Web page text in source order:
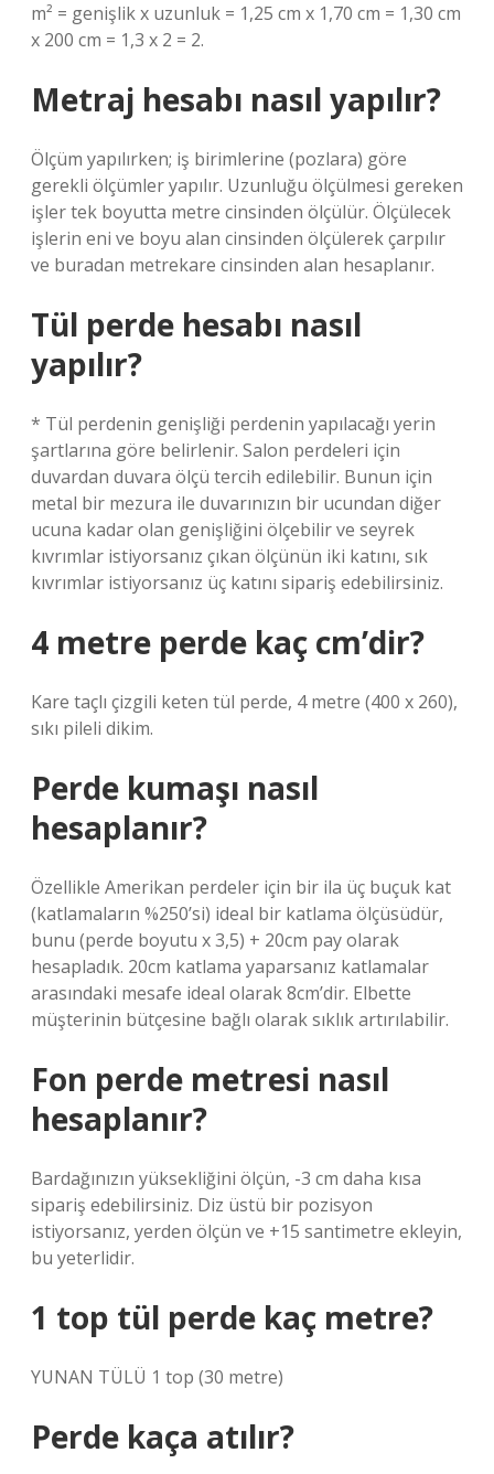
m² = genişlik x uzunluk = 1,25 cm x 1,70 cm = 1,30 cm
x 200 cm = 1,3 x 2 = 2.
Metraj hesabı nasıl yapılır?
Ölçüm yapılırken; iş birimlerine (pozlara) göre
gerekli ölçümler yapılır. Uzunluğu ölçülmesi gereken
işler tek boyutta metre cinsinden ölçülür. Ölçülecek
işlerin eni ve boyu alan cinsinden ölçülerek çarpılır
ve buradan metrekare cinsinden alan hesaplanır.
Tül perde hesabı nasıl
yapılır?
* Tül perdenin genişliği perdenin yapılacağı yerin
şartlarına göre belirlenir. Salon perdeleri için
duvardan duvara ölçü tercih edilebilir. Bunun için
metal bir mezura ile duvarınızın bir ucundan diğer
ucuna kadar olan genişliğini ölçebilir ve seyrek
kıvrımlar istiyorsanız çıkan ölçünün iki katını, sık
kıvrımlar istiyorsanız üç katını sipariş edebilirsiniz.
4 metre perde kaç cm’dir?
Kare taçlı çizgili keten tül perde, 4 metre (400 x 260),
sıkı pileli dikim.
Perde kumaşı nasıl
hesaplanır?
Özellikle Amerikan perdeler için bir ila üç buçuk kat
(katlamaların %250’si) ideal bir katlama ölçüsüdür,
bunu (perde boyutu x 3,5) + 20cm pay olarak
hesapladık. 20cm katlama yaparsanız katlamalar
arasındaki mesafe ideal olarak 8cm’dir. Elbette
müşterinin bütçesine bağlı olarak sıklık artırılabilir.
Fon perde metresi nasıl
hesaplanır?
Bardağınızın yüksekliğini ölçün, -3 cm daha kısa
sipariş edebilirsiniz. Diz üstü bir pozisyon
istiyorsanız, yerden ölçün ve +15 santimetre ekleyin,
bu yeterlidir.
1 top tül perde kaç metre?
YUNAN TÜLÜ 1 top (30 metre)
Perde kaça atılır?